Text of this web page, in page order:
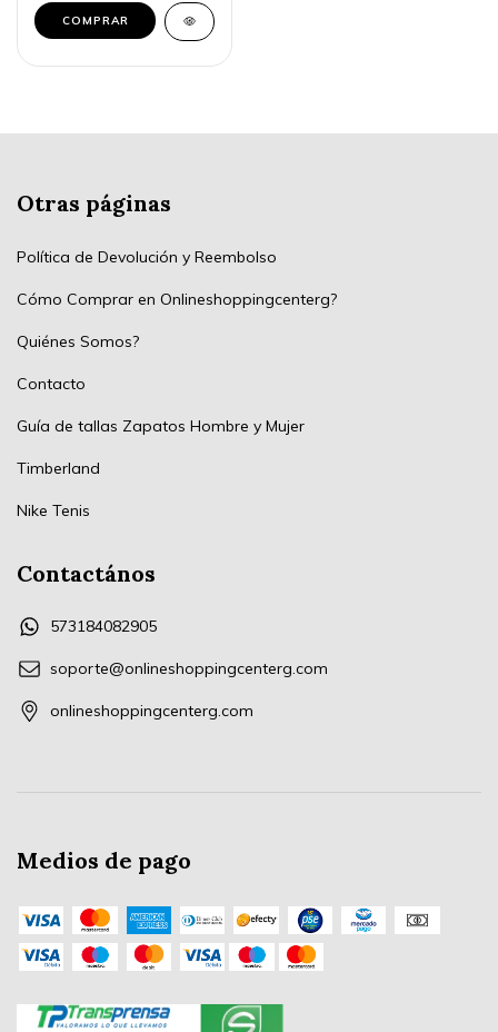
COMPRAR
Otras páginas
Política de Devolución y Reembolso
Cómo Comprar en Onlineshoppingcenterg?
Quiénes Somos?
Contacto
Guía de tallas Zapatos Hombre y Mujer
Timberland
Nike Tenis
Contactános
573184082905
soporte@onlineshoppingcenterg.com
onlineshoppingcenterg.com
Medios de pago